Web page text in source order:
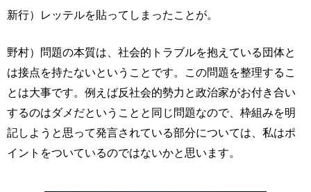
新行）レッテルを貼ってしまったことが。
野村）問題の本質は、社会的トラブルを抱えている団体と
は接点を持たないということです。この問題を整理するこ
とは大事です。例えば反社会的勢力と政治家がお付き合い
するのはダメだということと同じ問題なので、枠組みを明
記しようと思って発言されている部分については、私はポ
イントをついているのではないかと思います。